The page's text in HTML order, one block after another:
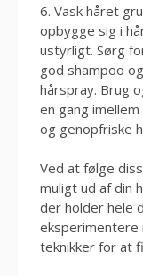
6. Vask håret
opbygge sig i
ustyrligt. Sørg
god shampoo
hårspray. Brug
en gang
og genopfriske
Ved at følge
muligt ud af din
der holder hele
eksperimentere
teknikker for at